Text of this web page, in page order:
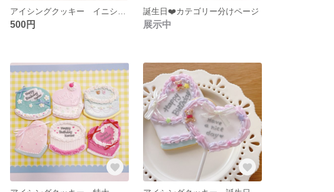
500円
誕生日❤️カテゴリー分けページ
展示中